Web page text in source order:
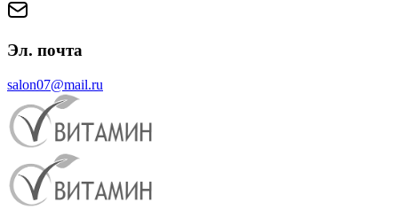
Эл. почта
salon07@mail.ru